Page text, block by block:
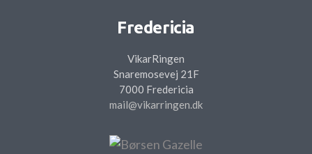
Fredericia
VikarRingen
Snaremosevej 21F
7000 Fredericia
mail@vikarringen.dk